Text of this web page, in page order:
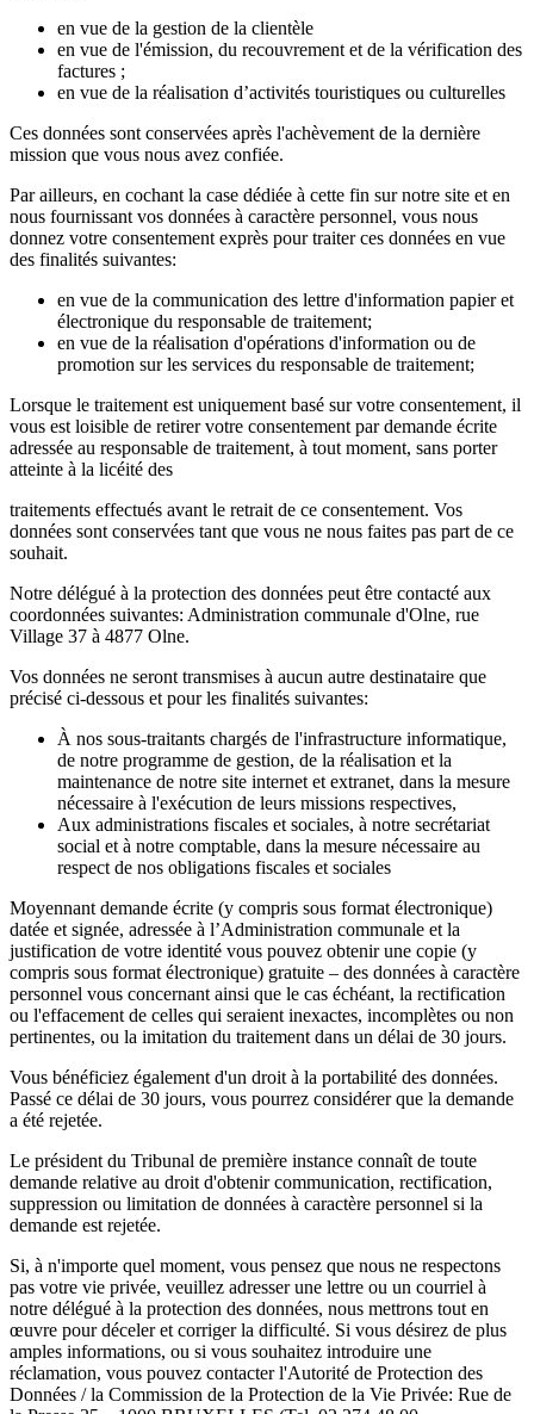
en vue de la gestion de la clientèle
en vue de l'émission, du recouvrement et de la vérification des
factures ;
en vue de la réalisation d’activités touristiques ou culturelles
Ces données sont conservées après l'achèvement de la dernière
mission que vous nous avez confiée.
Par ailleurs, en cochant la case dédiée à cette fin sur notre site et en
nous fournissant vos données à caractère personnel, vous nous
donnez votre consentement exprès pour traiter ces données en vue
des finalités suivantes:
en vue de la communication des lettre d'information papier et
électronique du responsable de traitement;
en vue de la réalisation d'opérations d'information ou de
promotion sur les services du responsable de traitement;
Lorsque le traitement est uniquement basé sur votre consentement, il
vous est loisible de retirer votre consentement par demande écrite
adressée au responsable de traitement, à tout moment, sans porter
atteinte à la licéité des
traitements effectués avant le retrait de ce consentement. Vos
données sont conservées tant que vous ne nous faites pas part de ce
souhait.
Notre délégué à la protection des données peut être contacté aux
coordonnées suivantes: Administration communale d'Olne, rue
Village 37 à 4877 Olne.
Vos données ne seront transmises à aucun autre destinataire que
précisé ci-dessous et pour les finalités suivantes:
À nos sous-traitants chargés de l'infrastructure informatique,
de notre programme de gestion, de la réalisation et la
maintenance de notre site internet et extranet, dans la mesure
nécessaire à l'exécution de leurs missions respectives,
Aux administrations fiscales et sociales, à notre secrétariat
social et à notre comptable, dans la mesure nécessaire au
respect de nos obligations fiscales et sociales
Moyennant demande écrite (y compris sous format électronique)
datée et signée, adressée à l’Administration communale et la
justification de votre identité vous pouvez obtenir une copie (y
compris sous format électronique) gratuite – des données à caractère
personnel vous concernant ainsi que le cas échéant, la rectification
ou l'effacement de celles qui seraient inexactes, incomplètes ou non
pertinentes, ou la imitation du traitement dans un délai de 30 jours.
Vous bénéficiez également d'un droit à la portabilité des données.
Passé ce délai de 30 jours, vous pourrez considérer que la demande
a été rejetée.
Le président du Tribunal de première instance connaît de toute
demande relative au droit d'obtenir communication, rectification,
suppression ou limitation de données à caractère personnel si la
demande est rejetée.
Si, à n'importe quel moment, vous pensez que nous ne respectons
pas votre vie privée, veuillez adresser une lettre ou un courriel à
notre délégué à la protection des données, nous mettrons tout en
œuvre pour déceler et corriger la difficulté. Si vous désirez de plus
amples informations, ou si vous souhaitez introduire une
réclamation, vous pouvez contacter l'Autorité de Protection des
Données / la Commission de la Protection de la Vie Privée: Rue de